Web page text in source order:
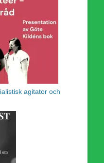
agitator och